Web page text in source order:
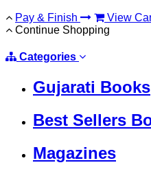
Pay & Finish
View
Continue Shopping
Categories
Gujarati Books
Best Sellers
Magazines